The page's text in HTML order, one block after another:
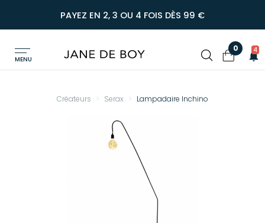
PAYEZ EN 2, 3 OU 4 FOIS DÈS 99 €
MENU
0 4
Créateurs Serax Lampadaire Inchino